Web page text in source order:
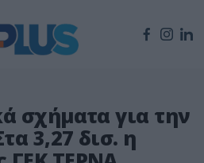
σχήματα για την
3,27 δισ. η